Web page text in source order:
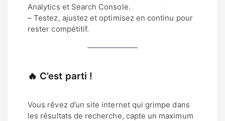
Analytics et Search Console.
– Testez, ajustez et optimisez en continu pour
rester compétitif.
🔥 C’est parti !
Vous rêvez d’un site internet qui grimpe dans
les résultats de recherche, capte un maximum